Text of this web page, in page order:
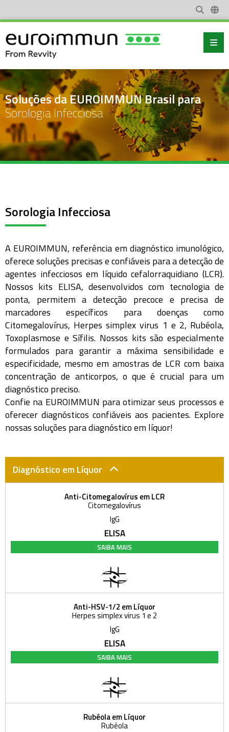
Soluções da EUROIMMUN Brasil para
Sorologia Infecciosa
Sorologia Infecciosa
A EUROIMMUN, referência em diagnóstico imunológico,
oferece soluções precisas e confiáveis para a detecção de
agentes infecciosos em líquido cefalorraquidiano (LCR).
Nossos kits ELISA, desenvolvidos com tecnologia de
ponta, permitem a detecção precoce e precisa de
marcadores específicos para doenças como
Citomegalovírus, Herpes simplex virus 1 e 2, Rubéola,
Toxoplasmose e Sífilis. Nossos kits são especialmente
formulados para garantir a máxima sensibilidade e
especificidade, mesmo em amostras de LCR com baixa
concentração de anticorpos, o que é crucial para um
diagnóstico preciso.
Confie na EUROIMMUN para otimizar seus processos e
oferecer diagnósticos confiáveis aos pacientes. Explore
nossas soluções para diagnóstico em líquor!
Diagnóstico em Líquor
Anti-Citomegalovírus em LCR
Citomegalovírus
IgG
ELISA
SAIBA MAIS
Anti-HSV-1/2 em Líquor
Herpes simplex virus 1 e 2
IgG
ELISA
SAIBA MAIS
Rubéola em Líquor
Rubéola